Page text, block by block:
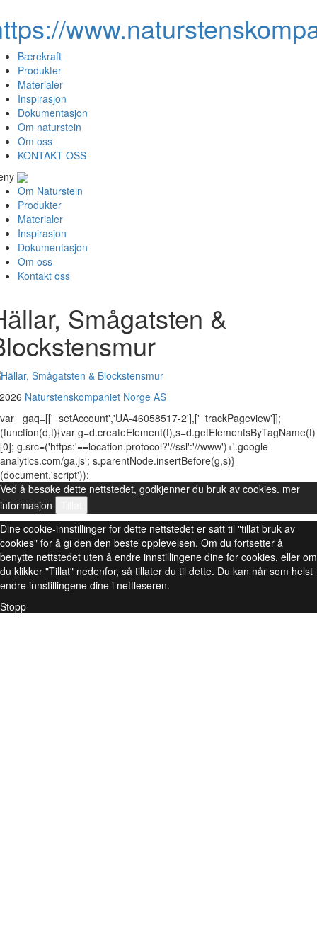
Bærekraft
Produkter
Materialer
Inspirasjon
Dokumentasjon
Om naturstein
Om oss
KONTAKT OSS
Om Naturstein
Produkter
Materialer
Inspirasjon
Dokumentasjon
Om oss
Kontakt oss
Smågatsten &
Naturstenskompaniet Norge AS
var _gaq=[['_setAccount','UA-46058517-2'],['_trackPageview']];
(function(d,t){var g=d.createElement(t),s=d.getElementsByTagName(t)
[0]; g.src=('https:'==location.protocol?'//ssl':'//www')+'.google-
analytics.com/ga.js'; s.parentNode.insertBefore(g,s)}
(document,'script'));
Ved å besøke dette nettstedet, godkjenner du bruk av cookies. mer
informasjon
Dine cookie-innstillinger for dette nettstedet er satt til "tillat bruk av
cookies" for å gi den den beste opplevelsen. Om du fortsetter å
benytte nettstedet uten å endre innstillingene dine for cookies, eller om
du klikker "Tillat" nedenfor, så tillater du til dette. Du kan når som helst
endre innstillingene dine i nettleseren.
Stopp